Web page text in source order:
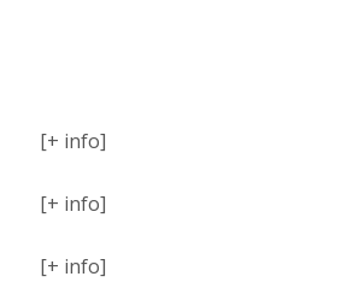
[+ info]
[+ info]
[+ info]